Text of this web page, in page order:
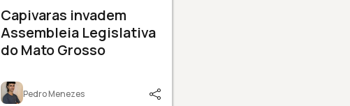
Capivaras invadem
Assembleia Legislativa
do Mato Grosso
Pedro Menezes